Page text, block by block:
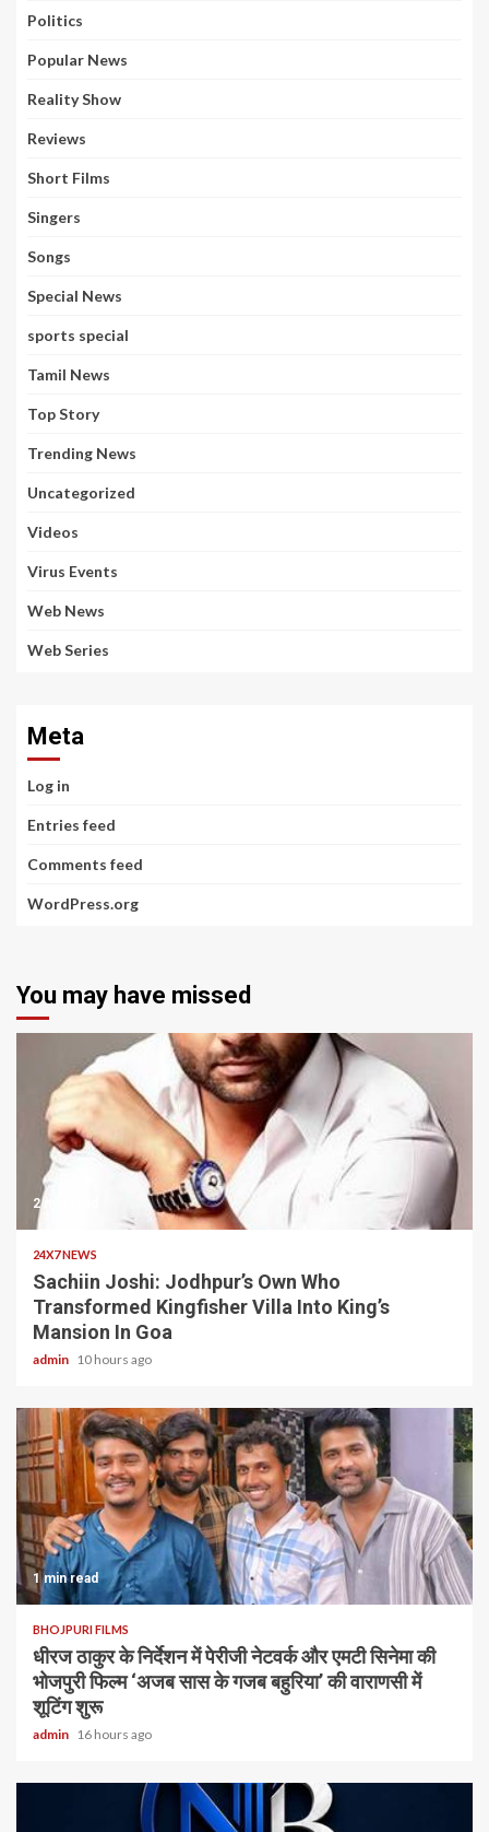
Politics
Popular News
Reality Show
Reviews
Short Films
Singers
Songs
Special News
sports special
Tamil News
Top Story
Trending News
Uncategorized
Videos
Virus Events
Web News
Web Series
Meta
Log in
Entries feed
Comments feed
WordPress.org
You may have missed
2 min read
24X7 NEWS
Sachiin Joshi: Jodhpur’s Own Who
Transformed Kingfisher Villa Into King’s
Mansion In Goa
admin 10 hours ago
1 min read
BHOJPURI FILMS
धीरज ठाकुर के निर्देशन में पेरीजी नेटवर्क और एमटी सिनेमा की
भोजपुरी फिल्म ‘अजब सास के गजब बहुरिया’ की वाराणसी में
शूटिंग शुरू
admin 16 hours ago